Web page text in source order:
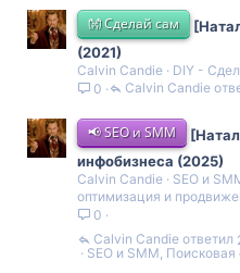
👐 Сделай сам
(2021)
Calvin Candie
DIY -
0
Calvin Candie
📢 SEO и SMM
инфобизнеса (2025)
Calvin Candie
SEO и
оптимизация и
0
SEO и SMM,
Calvin Candie